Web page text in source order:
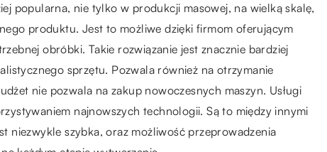
popularna, nie tylko w produkcji masowej, na wielką skalę,
produktu. Jest to możliwe dzięki firmom oferującym
obróbki. Takie rozwiązanie jest znacznie bardziej
sprzętu. Pozwala również na otrzymanie
nie pozwala na zakup nowoczesnych maszyn. Usługi
najnowszych technologii. Są to między innymi
niezwykle szybka, oraz możliwość przeprowadzenia